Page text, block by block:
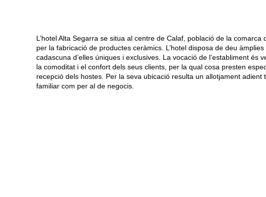
L’hotel Alta Segarra se situa al centre de Calaf, població de la comarca
per la fabricació de productes ceràmics. L’hotel disposa de deu àmplies
cadascuna d’elles úniques i exclusives. La vocació de l’establiment és
la comoditat i el confort dels seus clients, per la qual cosa presten
recepció dels hostes. Per la seva ubicació resulta un allotjament adient
familiar com per al de negocis.